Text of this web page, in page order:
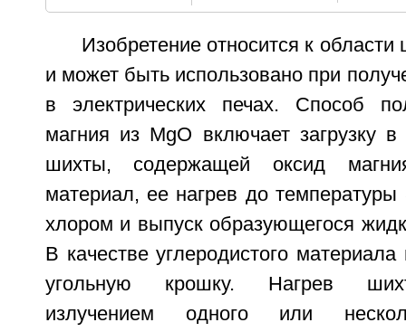
Изобретение относится к области
и может быть использовано при
в электрических печах. Способ
магния из MgO включает загрузку в
шихты, содержащей оксид
материал, ее нагрев до температуры
хлором и выпуск образующегося
В качестве углеродистого
угольную крошку. Нагрев
излучением одного или